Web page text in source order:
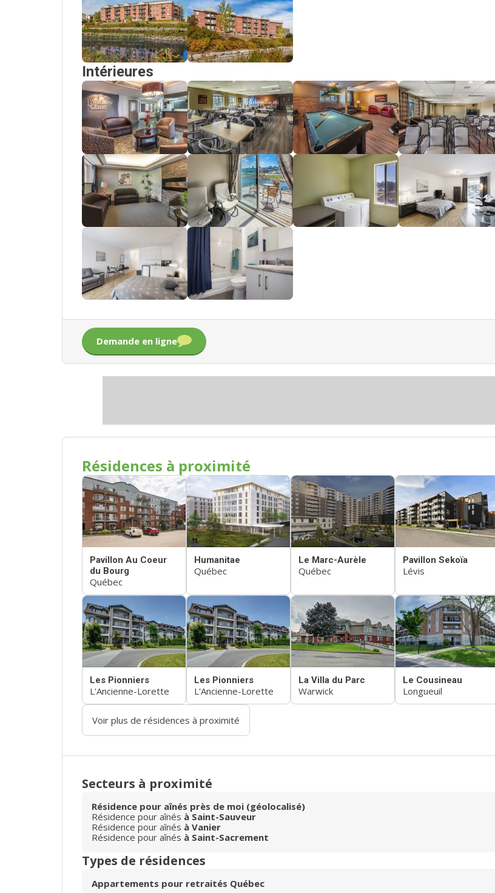
Intérieures
Demande en ligne
Résidences à proximité
Pavillon Au Coeur
du Bourg
Québec
Humanitae
Québec
Le Marc-Aurèle
Québec
Pavillon Sekoïa
Lévis
Les Pionniers
L'Ancienne-Lorette
Les Pionniers
L'Ancienne-Lorette
La Villa du Parc
Warwick
Le Cousineau
Longueuil
Voir plus de résidences à proximité
Secteurs à proximité
Résidence pour aînés près de moi (géolocalisé)
Résidence pour aînés à Saint-Sauveur
Résidence pour aînés à Vanier
Résidence pour aînés à Saint-Sacrement
Types de résidences
Appartements pour retraités Québec